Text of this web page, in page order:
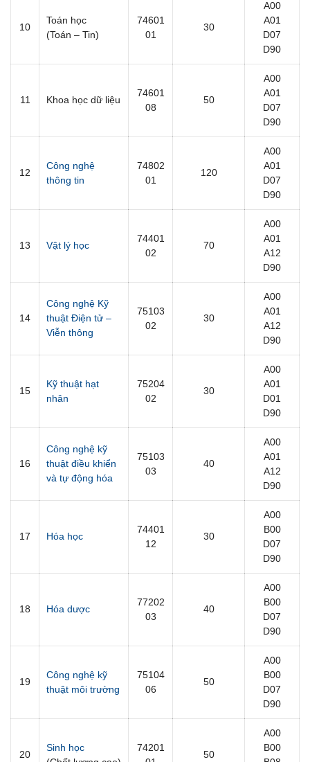
10
Toán học
(Toán – Tin)
74601
01
30
A00
A01
D07
D90
11 Khoa học dữ liệu
74601
08
50
A00
A01
D07
D90
12
Công nghệ
thông tin
74802
01
120
A00
A01
D07
D90
13 Vật lý học
74401
02
70
A00
A01
A12
D90
14
Công nghệ Kỹ
thuật Điện tử –
Viễn thông
75103
02
30
A00
A01
A12
D90
15
Kỹ thuật hạt
nhân
75204
02
30
A00
A01
D01
D90
16
Công nghệ kỹ
thuật điều khiển
và tự động hóa
75103
03
40
A00
A01
A12
D90
17 Hóa học
74401
12
30
A00
B00
D07
D90
18 Hóa dược
77202
03
40
A00
B00
D07
D90
19
Công nghệ kỹ
thuật môi trường
75104
06
50
A00
B00
D07
D90
20
Sinh học
74201
50
A00
B00